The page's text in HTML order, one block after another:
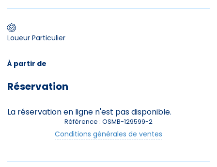
Adultes
Enfants
- de 17 ans - +
Etudiants - +
Loueur Particulier
À partir de
Réservation
La réservation en ligne n'est pas disponible.
Référence : OSMB-129599-2
Conditions générales de ventes